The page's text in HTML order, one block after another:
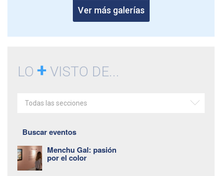
Ver más galerías
LO + VISTO DE...
Todas las secciones
Buscar eventos
Menchu Gal: pasión
por el color